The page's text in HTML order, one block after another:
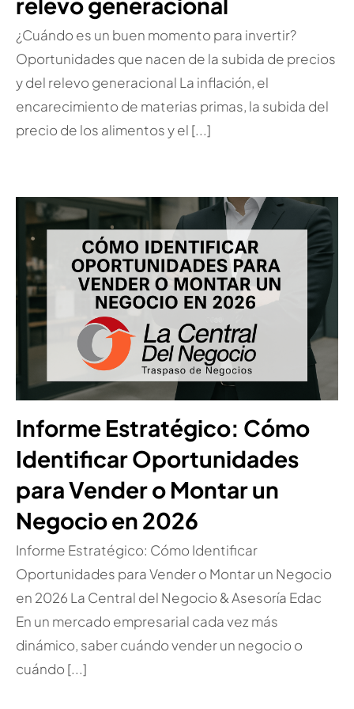
¿Cuándo es un buen momento para invertir?
Oportunidades que nacen de la subida de precios
y del relevo generacional La inflación, el
encarecimiento de materias primas, la subida del
precio de los alimentos y el [...]
Informe Estratégico: Cómo
Identificar Oportunidades
para Vender o Montar un
Negocio en 2026
Informe Estratégico: Cómo Identificar
Oportunidades para Vender o Montar un Negocio
en 2026 La Central del Negocio & Asesoría Edac
En un mercado empresarial cada vez más
dinámico, saber cuándo vender un negocio o
cuándo [...]